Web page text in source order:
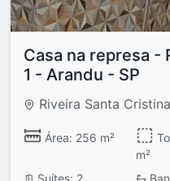
Casa na represa -
1 - Arandu - SP
Riveira Santa
Área: 256 m²
m²
Suítes: 2